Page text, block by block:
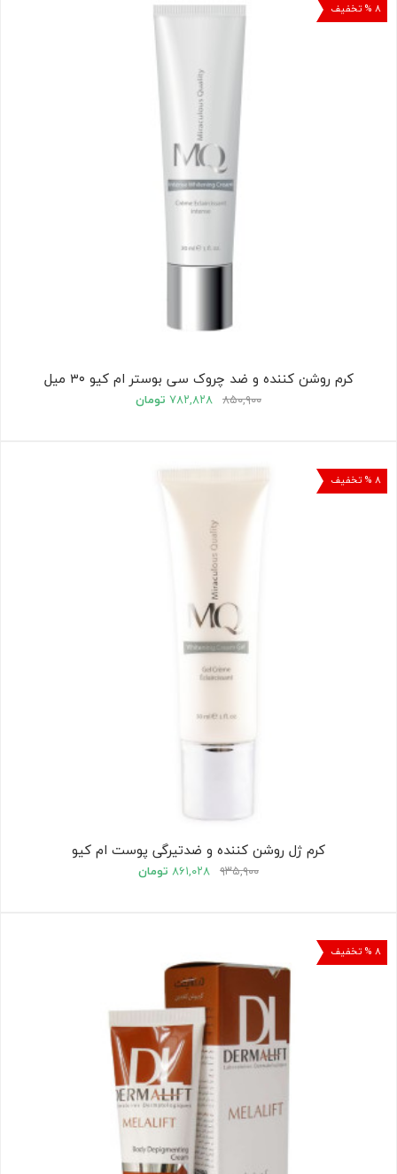
۸ % تخفیف
کرم روشن کننده و ضد چروک سی بوستر ام کیو ۳۰ میل
۸۵۰,۹۰۰ ۷۸۲,۸۲۸ تومان
۸ % تخفیف
کرم ژل روشن کننده و ضدتیرگی پوست ام کیو
۹۳۵,۹۰۰ ۸۶۱,۰۲۸ تومان
۸ % تخفیف